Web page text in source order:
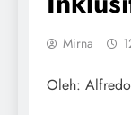
Mirna
Oleh: